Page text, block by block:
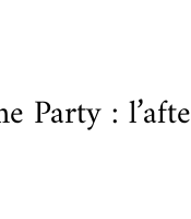
Party :